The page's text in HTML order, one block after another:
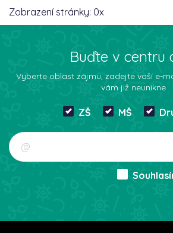
Zobrazení stránky: 0x
Buďte v centru
Vyberte oblast zájmu, zadejte vaší e-
vám již neunikne
ZŠ MŠ